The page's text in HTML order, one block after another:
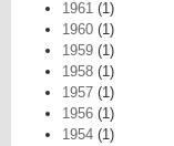
1961 (1)
1960 (1)
1959 (1)
1958 (1)
1957 (1)
1956 (1)
1954 (1)